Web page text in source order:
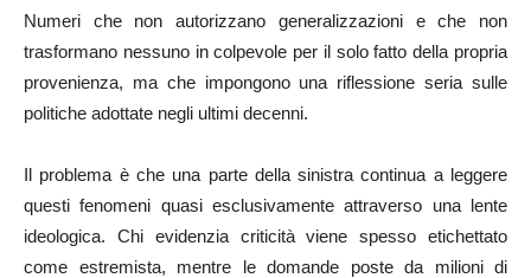
Numeri che non autorizzano generalizzazioni e che non
trasformano nessuno in colpevole per il solo fatto della propria
provenienza, ma che impongono una riflessione seria sulle
politiche adottate negli ultimi decenni.
Il problema è che una parte della sinistra continua a leggere
questi fenomeni quasi esclusivamente attraverso una lente
ideologica. Chi evidenzia criticità viene spesso etichettato
come estremista, mentre le domande poste da milioni di